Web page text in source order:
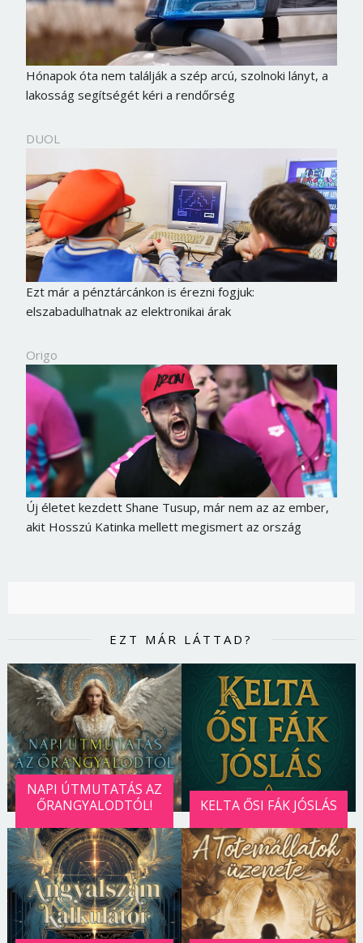
Hónapok óta nem találják a szép arcú, szolnoki lányt, a
lakosság segítségét kéri a rendőrség
DUOL
Ezt már a pénztárcánkon is érezni fogjuk:
elszabadulhatnak az elektronikai árak
Origo
Új életet kezdett Shane Tusup, már nem az az ember,
akit Hosszú Katinka mellett megismert az ország
EZT MÁR LÁTTAD?
NAPI ÚTMUTATÁS AZ
ŐRANGYALODTÓL!
KELTA ŐSI FÁK JÓSLÁS
Jelszó
Mégse Bejelentkezés